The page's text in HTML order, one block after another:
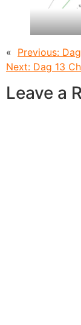
« Previous:
Next: Dag 13
Leave a